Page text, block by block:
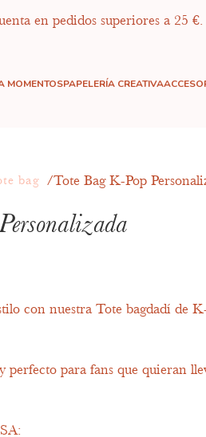
en pedidos superiores a 25 €.
MOMENTOSPAPELERÍA CREATIVA
bag Tote Bag K-Pop
con nuestra Tote bagdadí de
perfecto para fans que quieran